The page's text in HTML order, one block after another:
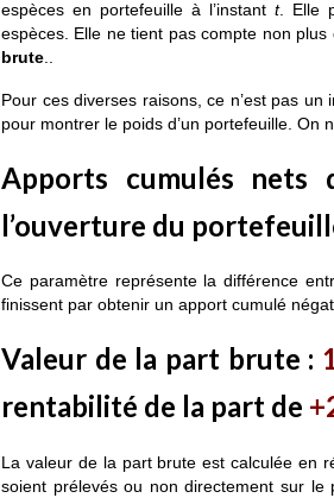
espèces en portefeuille à l’instantt. Elle
espèces. Elle ne tient pas compte non
brute
Pour ces diverses raisons, ce n’est pas un
pour montrer le poids d’un portefeuille. On
Apports cumulés nets
l’ouverture du
Ce paramètre représente la différence
finissent par obtenir un apport cumulé
Valeur de la part brute :
rentabilité de la part de
La valeur de la part brute est calculée en
soient prélevés ou non directement sur